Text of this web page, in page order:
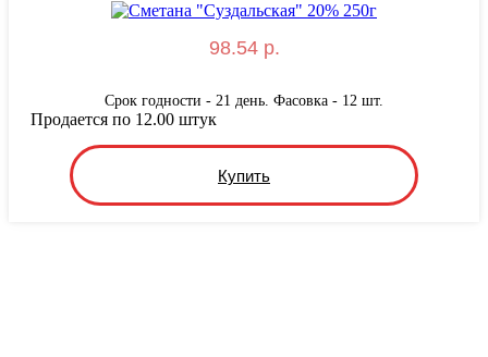
98.54 р.
Срок годности - 21 день. Фасовка - 12 шт.
Купить
Продается по 12.00 штук